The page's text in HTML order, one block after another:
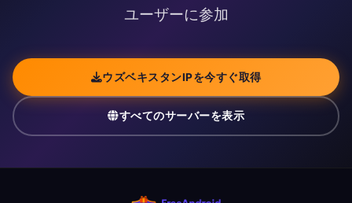
ユーザーに参加
ウズベキスタンIPを今すぐ取得
すべてのサーバーを表示